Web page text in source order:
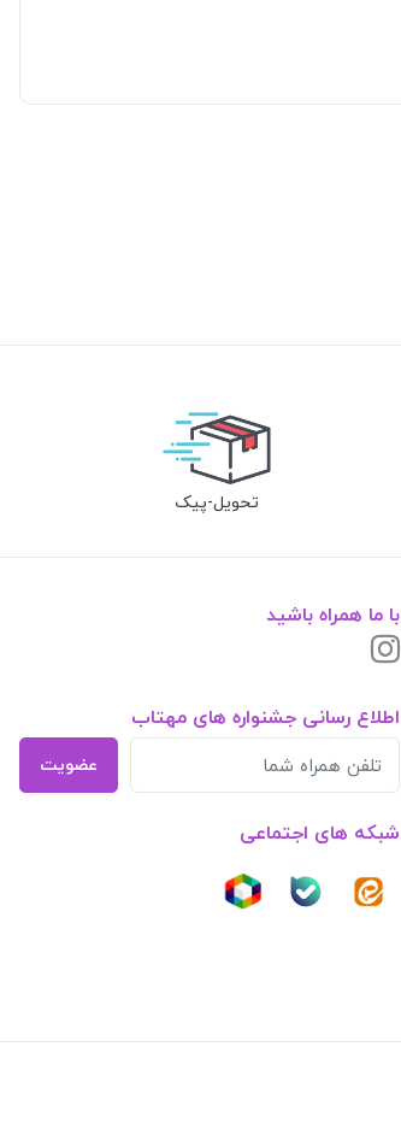
تحویل-پیک
با ما همراه باشید
اطلاع رسانی جشنواره های مهتاب
عضویت
شبکه های اجتماعی